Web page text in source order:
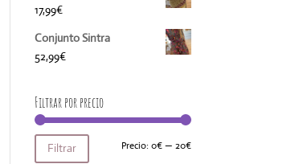
17,99€
Conjunto Sintra
52,99€
Filtrar por precio
Precio
Precio
Filtrar Precio: 0€— 20€